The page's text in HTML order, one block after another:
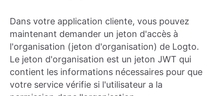
Dans votre application cliente, vous pouvez
maintenant demander un jeton d'accès à
l'organisation (jeton d'organisation) de Logto.
Le jeton d'organisation est un jeton JWT qui
contient les informations nécessaires pour que
votre service vérifie si l'utilisateur a la